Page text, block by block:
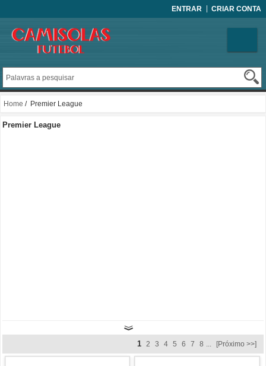
ENTRAR CRIAR CONTA
Home / Premier League
Premier League
1 2 3 4 5 6 7 8 ... [Próximo >>]